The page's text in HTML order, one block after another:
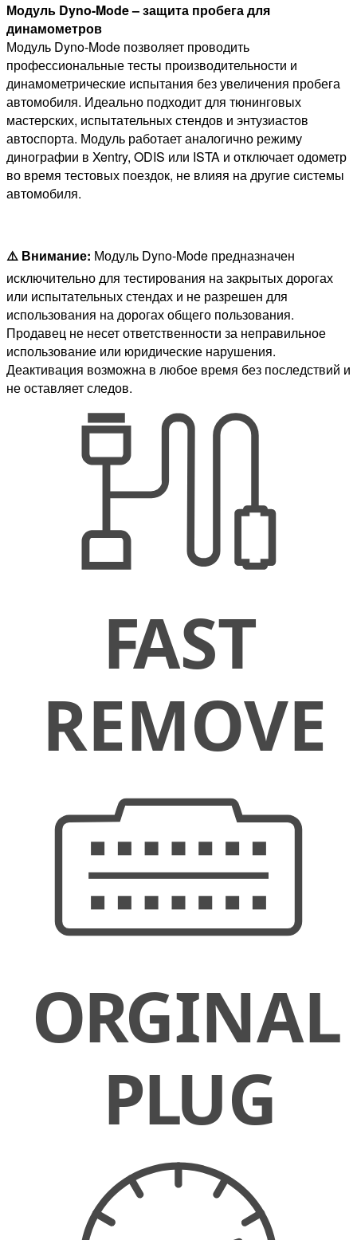
Модуль Dyno-Mode – защита пробега для
динамометров
Модуль Dyno-Mode позволяет проводить
профессиональные тесты производительности и
динамометрические испытания без увеличения пробега
автомобиля. Идеально подходит для тюнинговых
мастерских, испытательных стендов и энтузиастов
автоспорта. Модуль работает аналогично режиму
динографии в Xentry, ODIS или ISTA и отключает одометр
во время тестовых поездок, не влияя на другие системы
автомобиля.
⚠️ Внимание: Модуль Dyno-Mode предназначен
исключительно для тестирования на закрытых дорогах
или испытательных стендах и не разрешен для
использования на дорогах общего пользования.
Продавец не несет ответственности за неправильное
использование или юридические нарушения.
Деактивация возможна в любое время без последствий и
не оставляет следов.